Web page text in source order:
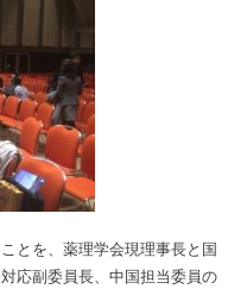
とを、薬理学会現理事長と国
応副委員長、中国担当委員の